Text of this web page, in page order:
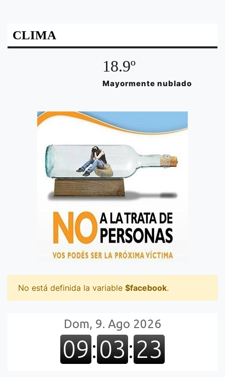
CLIMA
18.9º
Mayormente nublado
No está definida la variable $facebook.